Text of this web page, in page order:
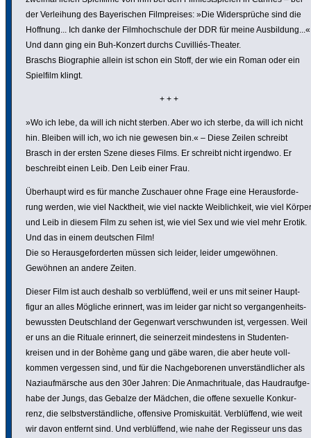
der Verlei­hung des Baye­ri­schen Film­preises: »Die Wider­sprüche sind die
Hoffnung... Ich danke der Film­hoch­schule der DDR für meine Ausbil­dung...«
Und dann ging ein Buh-Konzert durchs Cuvilliés-Theater.
Braschs Biogra­phie allein ist schon ein Stoff, der wie ein Roman oder ein
Spielfilm klingt.
+ + +
»Wo ich lebe, da will ich nicht sterben. Aber wo ich sterbe, da will ich nicht
hin. Bleiben will ich, wo ich nie gewesen bin.« – Diese Zeilen schreibt
Brasch in der ersten Szene dieses Films. Er schreibt nicht irgendwo. Er
beschreibt einen Leib. Den Leib einer Frau.
Überhaupt wird es für manche Zuschauer ohne Frage eine Heraus­for­de­
rung werden, wie viel Nacktheit, wie viel nackte Weib­lich­keit, wie viel Körper
und Leib in diesem Film zu sehen ist, wie viel Sex und wie viel mehr Erotik.
Und das in einem deutschen Film!
Die so Heraus­ge­for­derten müssen sich leider, leider umge­wöhnen.
Gewöhnen an andere Zeiten.
Dieser Film ist auch deshalb so verblüf­fend, weil er uns mit seiner Haupt­
figur an alles Mögliche erinnert, was im leider gar nicht so vergan­gen­heits­
be­wussten Deutsch­land der Gegenwart verschwunden ist, vergessen. Weil
er uns an die Rituale erinnert, die seiner­zeit mindes­tens in Studen­ten­
kreisen und in der Bohème gang und gäbe waren, die aber heute voll­
kommen vergessen sind, und für die Nach­ge­bo­renen unver­ständ­li­cher als
Nazi­auf­mär­sche aus den 30er Jahren: Die Anmach­ri­tuale, das Haudrauf­ge­
habe der Jungs, das Gebalze der Mädchen, die offene sexuelle Konkur­
renz, die selbst­ver­ständ­liche, offensive Promis­kuität. Verblüf­fend, wie weit
wir davon entfernt sind. Und verblüf­fend, wie nahe der Regisseur uns das